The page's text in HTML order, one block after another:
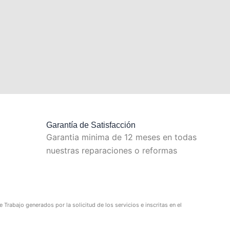
Garantía de Satisfacción
Garantia minima de 12 meses en todas
nuestras reparaciones o reformas
Trabajo generados por la solicitud de los servicios e inscritas en el